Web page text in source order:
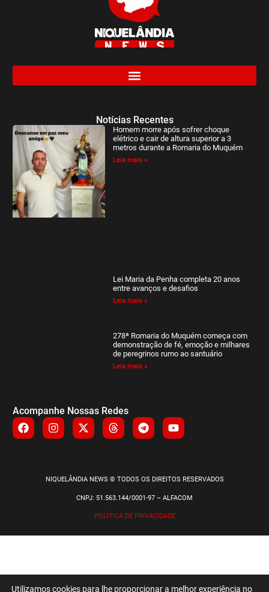
Notícias Recentes
Homem morre após sofrer choque
elétrico e cair de altura superior a 3
metros durante a Romaria do Muquém
Leia mais »
Lei Maria da Penha completa 20 anos
entre avanços e desafios
Leia mais »
278ª Romaria do Muquém começa com
demonstração de fé, emoção e milhares
de peregrinos rumo ao santuário
Leia mais »
Acompanhe Nossas Redes
NIQUELÂNDIA NEWS © TODOS OS DIREITOS RESERVADOS
CNPJ: 51.563.144/0001-97 – ALFACOM
POLÍTICA DE PRIVACIDADE
Utilizamos cookies para lhe proporcionar a melhor experiência no